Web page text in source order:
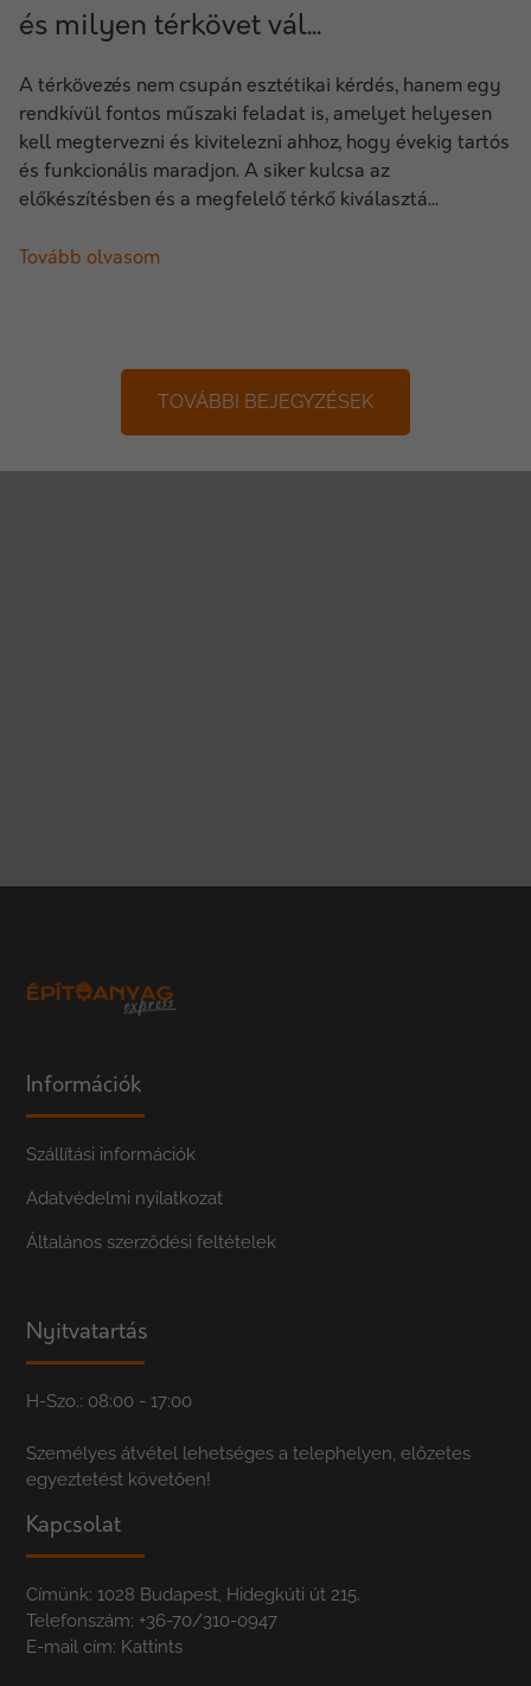
és milyen térkövet vál...
A térkövezés nem csupán esztétikai kérdés, hanem egy
rendkívül fontos műszaki feladat is, amelyet helyesen
kell megtervezni és kivitelezni ahhoz, hogy évekig tartós
és funkcionális maradjon. A siker kulcsa az
előkészítésben és a megfelelő térkő kiválasztá...
Tovább olvasom
TOVÁBBI BEJEGYZÉSEK
Információk
Szállítási információk
Adatvédelmi nyilatkozat
Általános szerződési feltételek
Nyitvatartás
H-Szo.: 08:00 - 17:00
Személyes átvétel lehetséges a telephelyen, előzetes
egyeztetést követően!
Kapcsolat
Címünk: 1028 Budapest, Hidegkúti út 215.
Telefonszám: +36-70/310-0947
E-mail cím: Kattints